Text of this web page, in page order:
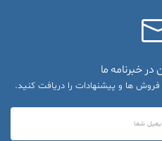
خبرنامه ما
فروش ها و پیشنهادات را دریافت کنید.